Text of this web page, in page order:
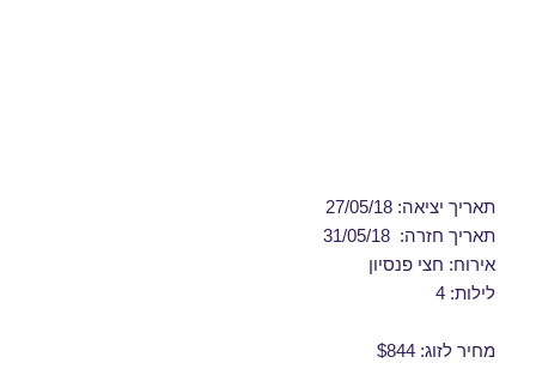
תאריך יציאה: 27/05/18
תאריך חזרה: 31/05/18
אירוח: חצי פנסיון
לילות: 4
מחיר לזוג: $844